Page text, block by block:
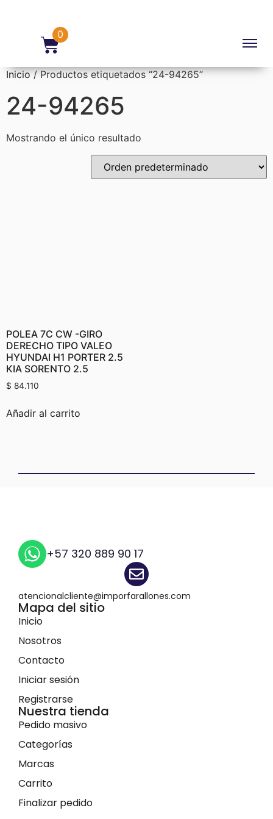
0
Inicio/ Productos etiquetados “24-94265”
24-94265
Mostrando el único resultado
POLEA 7C CW -GIRO
DERECHO TIPO VALEO
HYUNDAI H1 PORTER 2.5
KIA SORENTO 2.5
$ 84.110
Añadir al carrito
+57 320 889 90 17
atencionalcliente@imporfarallones.com
Mapa del sitio
Inicio
Nosotros
Contacto
Iniciar sesión
Registrarse
Nuestra tienda
Pedido masivo
Categorías
Marcas
Carrito
Finalizar pedido